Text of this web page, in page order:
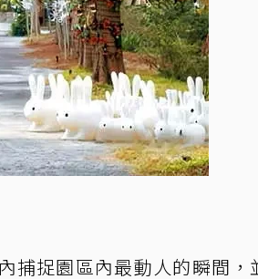
捕捉園區內最動人的瞬間，